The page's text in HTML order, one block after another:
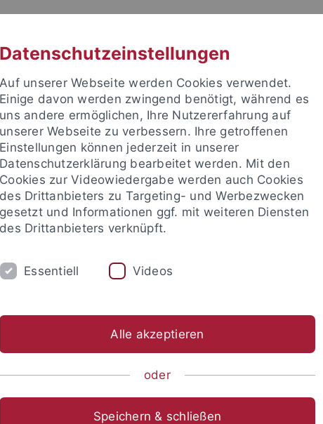
FORSCHUNG EINRICHTUNGEN
um sich anzumelden:
Datenschutzeinstellungen
Auf unserer Webseite werden Cookies verwendet.
Einige davon werden zwingend benötigt, während es
uns andere ermöglichen, Ihre Nutzererfahrung auf
unserer Webseite zu verbessern. Ihre getroffenen
Einstellungen können jederzeit in unserer
Datenschutzerklärung bearbeitet werden. Mit den
Cookies zur Videowiedergabe werden auch Cookies
des Drittanbieters zu Targeting- und Werbezwecken
gesetzt und Informationen ggf. mit weiteren Diensten
des Drittanbieters verknüpft.
Essentiell Videos
Alle akzeptieren
oder
Speichern & schließen